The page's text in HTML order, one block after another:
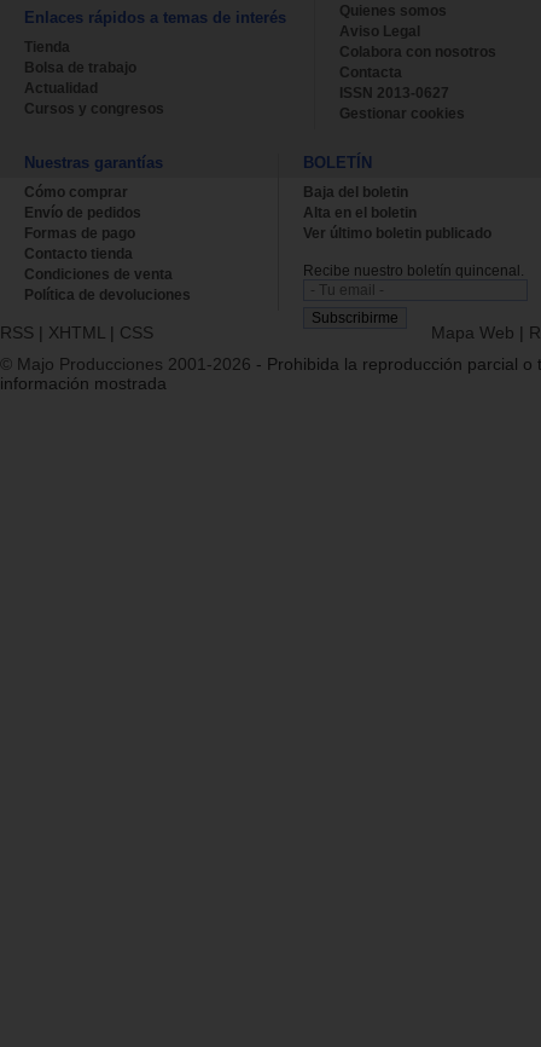
Enlaces rápidos a temas de interés
Tienda
Bolsa de trabajo
Actualidad
Cursos y congresos
Quienes somos
Aviso Legal
Colabora con nosotros
Contacta
ISSN 2013-0627
Gestionar cookies
Nuestras garantías
Cómo comprar
Envío de pedidos
Formas de pago
Contacto tienda
Condiciones de venta
Política de devoluciones
BOLETÍN
Baja del boletin
Alta en el boletin
Ver último boletin publicado
Recibe nuestro boletín quincenal.
RSS | XHTML | CSS Mapa Web |
© Majo Producciones 2001-2026 - Prohibida la reproducción parcial o
información mostrada